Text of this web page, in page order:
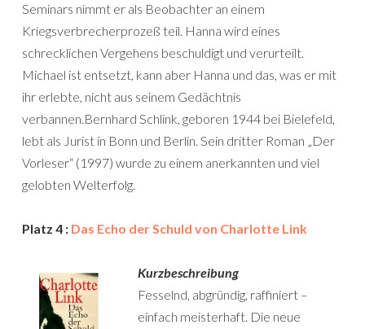
Seminars nimmt er als Beobachter an einem
Kriegsverbrecherprozeß teil. Hanna wird eines
schrecklichen Vergehens beschuldigt und verurteilt.
Michael ist entsetzt, kann aber Hanna und das, was er mit
ihr erlebte, nicht aus seinem Gedächtnis
verbannen.Bernhard Schlink, geboren 1944 bei Bielefeld,
lebt als Jurist in Bonn und Berlin. Sein dritter Roman „Der
Vorleser“ (1997) wurde zu einem anerkannten und viel
gelobten Welterfolg.
Platz 4 : Das Echo der Schuld von Charlotte Link
Kurzbeschreibung
Fesselnd, abgründig, raffiniert –
einfach meisterhaft. Die neue